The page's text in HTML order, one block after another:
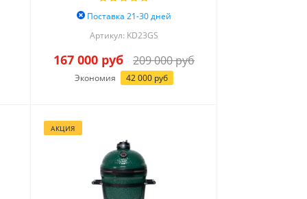
Поставка 21-30 дней
Артикул: KD23GS
167 000 руб 209 000руб
Экономия 42 000 руб
АКЦИЯ